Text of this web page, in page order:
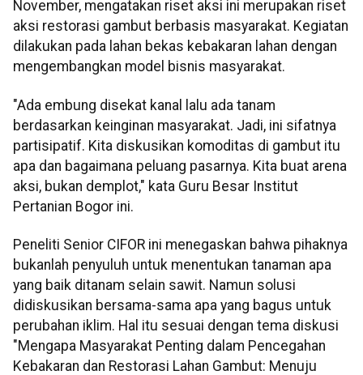
November, mengatakan riset aksi ini merupakan riset
aksi restorasi gambut berbasis masyarakat. Kegiatan
dilakukan pada lahan bekas kebakaran lahan dengan
mengembangkan model bisnis masyarakat.
"Ada embung disekat kanal lalu ada tanam
berdasarkan keinginan masyarakat. Jadi, ini sifatnya
partisipatif. Kita diskusikan komoditas di gambut itu
apa dan bagaimana peluang pasarnya. Kita buat arena
aksi, bukan demplot," kata Guru Besar Institut
Pertanian Bogor ini.
Peneliti Senior CIFOR ini menegaskan bahwa pihaknya
bukanlah penyuluh untuk menentukan tanaman apa
yang baik ditanam selain sawit. Namun solusi
didiskusikan bersama-sama apa yang bagus untuk
perubahan iklim. Hal itu sesuai dengan tema diskusi
"Mengapa Masyarakat Penting dalam Pencegahan
Kebakaran dan Restorasi Lahan Gambut: Menuju